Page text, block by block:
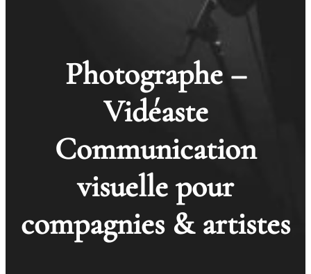
Photographe –
Vidéaste
Communication
visuelle pour
compagnies & artistes